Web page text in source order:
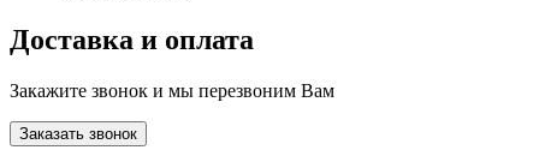
Доставка и оплата
Закажите звонок и мы перезвоним Вам
Заказать звонок